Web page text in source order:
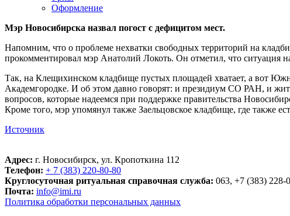
Оформление
Мэр Новосибирска назвал погост с дефицитом мест.
Напомним, что о проблеме нехватки свободных территорий на
прокомментировал мэр Анатолий Локоть. Он отметил, что ситуация
Так, на Клещихинском кладбище пустых площадей хватает, а вот
Академгородке. И об этом давно говорят: и президиум СО РАН, и
вопросов, которые надеемся при поддержке правительства
Кроме того, мэр упомянул также Заельцовское кладбище, где также
Источник
Адрес: г. Новосибирск, ул. Кропоткина 112
Телефон: + 7 (383) 220-80-80
Круглосуточная ритуальная справочная служба: 063, +7 (383) 228-
Почта: info@imi.ru
Политика обработки персональных данных